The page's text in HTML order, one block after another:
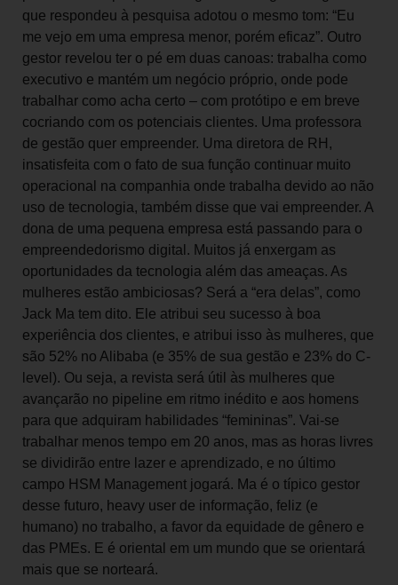
que respondeu à pesquisa adotou o mesmo tom: “Eu
me vejo em uma empresa menor, porém eficaz”. Outro
gestor revelou ter o pé em duas canoas: trabalha como
executivo e mantém um negócio próprio, onde pode
trabalhar como acha certo – com protótipo e em breve
cocriando com os potenciais clientes. Uma professora
de gestão quer empreender. Uma diretora de RH,
insatisfeita com o fato de sua função continuar muito
operacional na companhia onde trabalha devido ao não
uso de tecnologia, também disse que vai empreender. A
dona de uma pequena empresa está passando para o
empreendedorismo digital. Muitos já enxergam as
oportunidades da tecnologia além das ameaças. As
mulheres estão ambiciosas? Será a “era delas”, como
Jack Ma tem dito. Ele atribui seu sucesso à boa
experiência dos clientes, e atribui isso às mulheres, que
são 52% no Alibaba (e 35% de sua gestão e 23% do C-
level). Ou seja, a revista será útil às mulheres que
avançarão no pipeline em ritmo inédito e aos homens
para que adquiram habilidades “femininas”. Vai-se
trabalhar menos tempo em 20 anos, mas as horas livres
se dividirão entre lazer e aprendizado, e no último
campo HSM Management jogará. Ma é o típico gestor
desse futuro, heavy user de informação, feliz (e
humano) no trabalho, a favor da equidade de gênero e
das PMEs. E é oriental em um mundo que se orientará
mais que se norteará.